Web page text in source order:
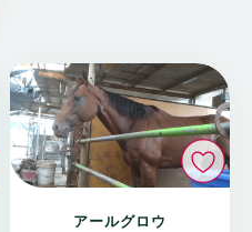
いいね い
アールグロウ